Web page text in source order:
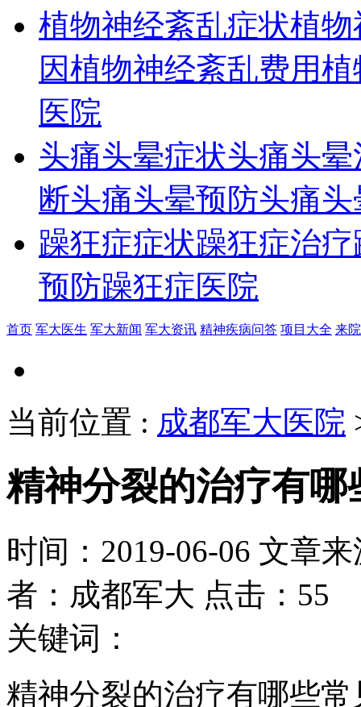
植物神经紊乱症状植物
因植物神经紊乱费用植
医院
头痛头晕症状头痛头
断头痛头晕预防头痛
躁狂症症状躁狂症治疗
预防躁狂症医院
首页 军大医生 军大新闻 军大资讯 精神疾病问答 项目大全 来
当前位置 : 成都军大医院
精神分裂的治疗有哪
时间：2019-06-06 文章
者：成都军大 点击：55
关键词：
精神分裂的治疗有哪些